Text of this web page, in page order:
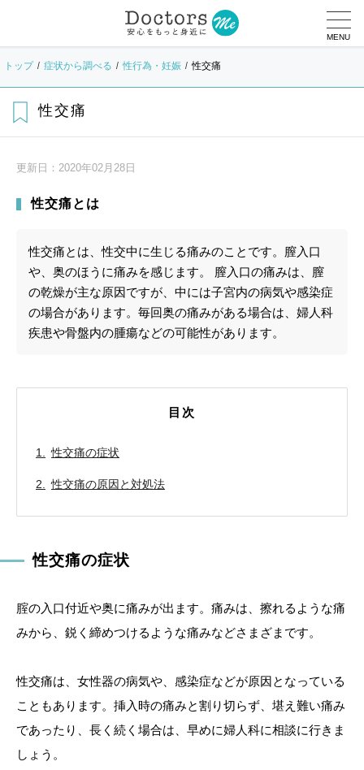
MENU
トップ 症状から調べる 性行為・妊娠 性交痛
性交痛
更新日： 2020年02月28日
性交痛とは
性交痛とは、性交中に生じる痛みのことです。膣入口
や、奥のほうに痛みを感じます。 膣入口の痛みは、膣
の乾燥が主な原因ですが、中には子宮内の病気や感染症
の場合があります。毎回奥の痛みがある場合は、婦人科
疾患や骨盤内の腫瘍などの可能性があります。
目次
性交痛の症状
性交痛の原因と対処法
性交痛の症状
腟の入口付近や奥に痛みが出ます。痛みは、擦れるような痛
みから、鋭く締めつけるような痛みなどさまざまです。
性交痛は、女性器の病気や、感染症などが原因となっている
こともあります。挿入時の痛みと割り切らず、堪え難い痛み
であったり、長く続く場合は、早めに婦人科に相談に行きま
しょう。